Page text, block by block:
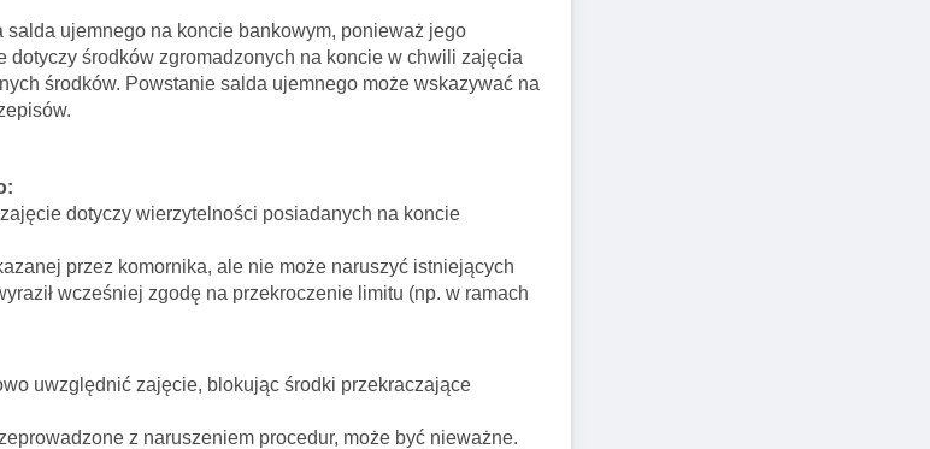
ujemnego na koncie bankowym, ponieważ jego
środków zgromadzonych na koncie w chwili zajęcia
środków. Powstanie salda ujemnego może wskazywać na
dotyczy wierzytelności posiadanych na koncie
przez komornika, ale nie może naruszyć istniejących
wcześniej zgodę na przekroczenie limitu (np. w ramach
uwzględnić zajęcie, blokując środki przekraczające
z naruszeniem procedur, może być nieważne.